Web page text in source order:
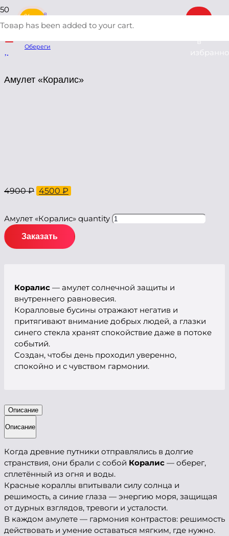
Товар has been added to your cart.
Главная
/
Каталог
Обереги
Амулет «Коралис»
%
в
4900₽ 4500 ₽
Амулет «Коралис» quantity
Заказать
Коралис — амулет солнечной защиты и
внутреннего равновесия.
Коралловые бусины отражают негатив и
притягивают внимание добрых людей, а глазки
синего стекла хранят спокойствие даже в потоке
событий.
Создан, чтобы день проходил уверенно,
спокойно и с чувством гармонии.
Описание
Описание
Когда древние путники отправлялись в долгие
странствия, они брали с собой Коралис — оберег,
сплетённый из огня и воды.
Красные кораллы впитывали силу солнца и
решимость, а синие глаза — энергию моря, защищая
от дурных взглядов, тревоги и усталости.
В каждом амулете — гармония контрастов: решимость
действовать и умение оставаться мягким, где нужно.